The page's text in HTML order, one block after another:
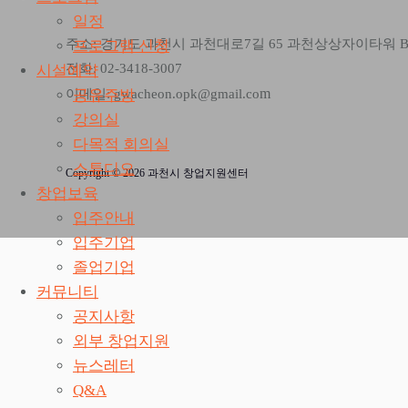
일정
프로그램 신청
시설예약
공유주방
강의실
다목적 회의실
스튜디오
창업보육
입주안내
입주기업
졸업기업
커뮤니티
공지사항
외부 창업지원
뉴스레터
Q&A
주소: 경기도 과천시 과천대로7길 65 과천상상자이타워
전화: 02-3418-3007
이메일: gwacheon.opk@gmail.com
Copyright © 2026 과천시 창업지원센터